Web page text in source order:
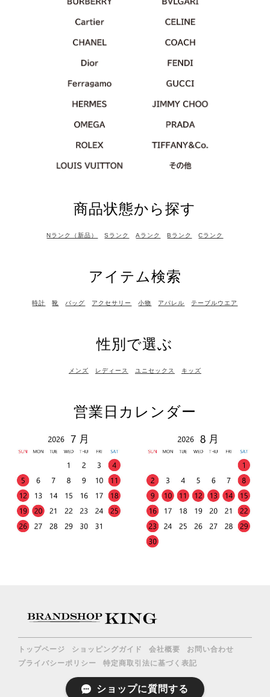
商品状態から探す
Nランク（新品） Sランク Aランク Bランク Cランク
アイテム検索
時計 靴 バッグ アクセサリー 小物 アパレル テーブルウエア
性別で選ぶ
メンズ レディース ユニセックス キッズ
営業日カレンダー
トップページ ショッピングガイド 会社概要
お問い合わせ
プライバシーポリシー
特定商取引法に基づく表記
ショップに質問する